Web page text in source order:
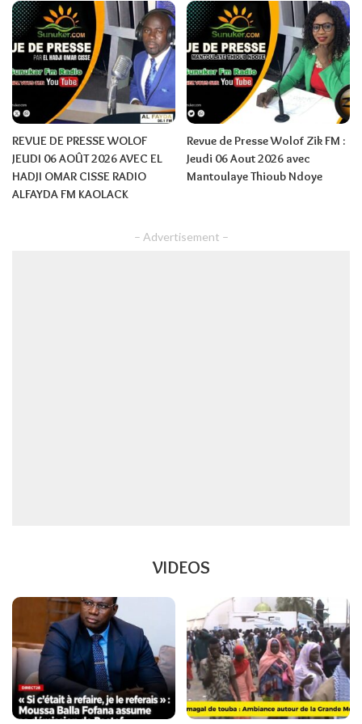
REVUE DE PRESSE WOLOF
JEUDI 06 AOÛT 2026 AVEC EL
HADJI OMAR CISSE RADIO
ALFAYDA FM KAOLACK
Revue de Presse Wolof Zik FM :
Jeudi 06 Aout 2026 avec
Mantoulaye Thioub Ndoye
– Advertisement –
VIDEOS